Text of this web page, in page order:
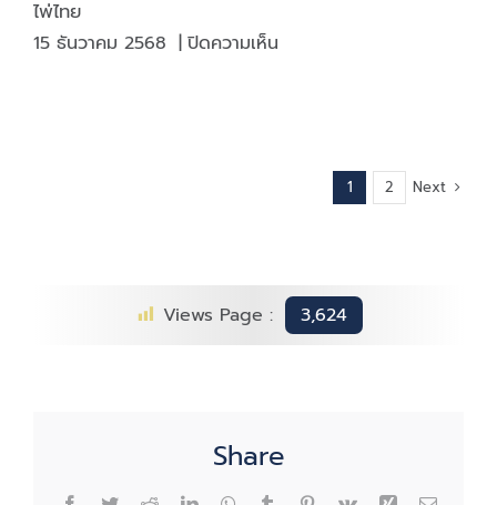
ไพ่ไทย
15 ธันวาคม 2568 | ปิดความเห็นบน
1 2 Next
Views Page : 3,624
Share